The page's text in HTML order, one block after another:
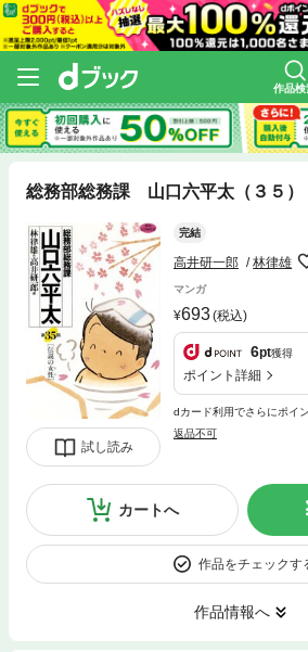
作品検
総務部総務課 山口六平太（３５）
試し読み
完結
高井研一郎 林律雄
マンガ
693(税込)
6pt獲得
ポイント詳細
dカード利用でさらにポイ
返品不可
カートへ
作品をチェックす
作品情報へ